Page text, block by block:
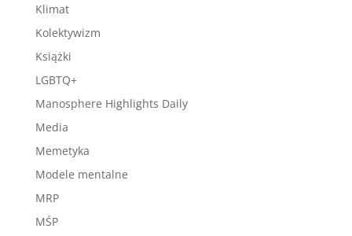
Klimat
Kolektywizm
Książki
LGBTQ+
Manosphere Highlights Daily
Media
Memetyka
Modele mentalne
MRP
MŚP